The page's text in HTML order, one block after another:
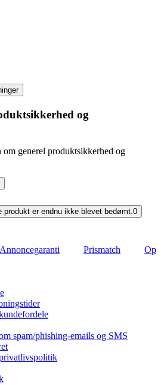
og
generel produktsikkerhed og
produkt er endnu ikke blevet bedømt. 0
Annoncegaranti Prismatch
Op
spam/phishing-emails og SMS